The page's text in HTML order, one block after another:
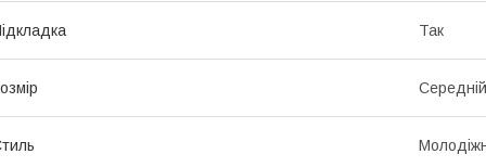
Так
Середній